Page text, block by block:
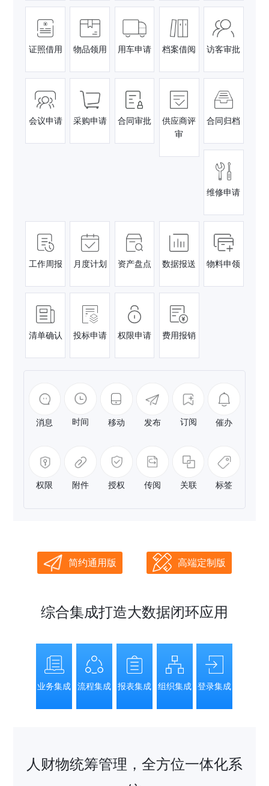
证照借用 物品领用 用车申请 档案借阅 访客审批
会议申请 采购申请 合同审批
供应商评
审
合同归档
维修申请
工作周报 月度计划 资产盘点 数据报送 物料申领
清单确认 投标申请 权限申请 费用报销
消息 时间 移动 发布 订阅 催办
权限 附件 授权 传阅 关联 标签
简约通用版 高端定制版
综合集成打造大数据闭环应用
业务集成 流程集成 报表集成 组织集成 登录集成
人财物统筹管理，全方位一体化系